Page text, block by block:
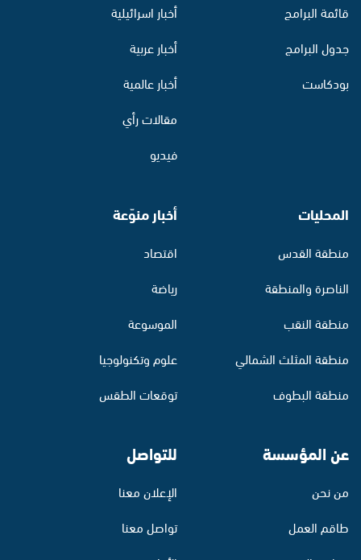
قائمة البرامج
جدول البرامج
بودكاست
أخبار اسرائيلية
أخبار عربية
أخبار عالمية
مقالات رأي
فيديو
المحليات
منطقة القدس
الناصرة والمنطقة
منطقة النقب
منطقة المثلث الشمالي
منطقة البطوف
أخبار منوّعة
اقتصاد
رياضة
الموسوعة
علوم وتكنولوجيا
توقعات الطقس
عن المؤسسة
من نحن
طاقم العمل
للتواصل
الإعلان معنا
تواصل معنا